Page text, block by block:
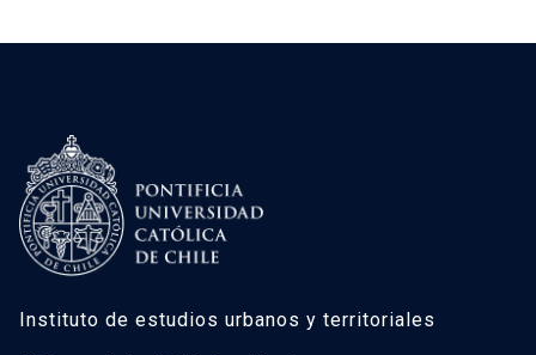
Instituto de estudios urbanos y territoriales